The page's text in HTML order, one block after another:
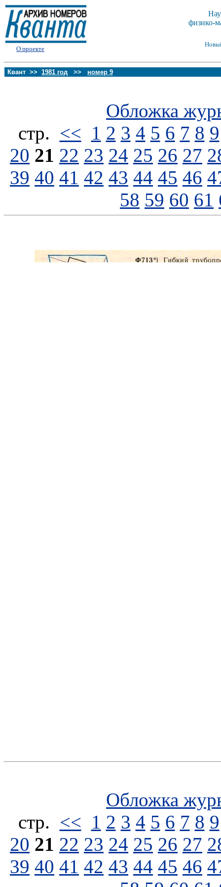
О проекте
физико-
Квант >> 1981 год >> номер 9
Обложка
стp. << 1 2 3 4 5 6 7 8 9
20 21 22 23 24 25 26 27
39 40 41 42 43 44 45 46
58 59 60 61
Обложка
стp. << 1 2 3 4 5 6 7 8 9
20 21 22 23 24 25 26 27
39 40 41 42 43 44 45 46